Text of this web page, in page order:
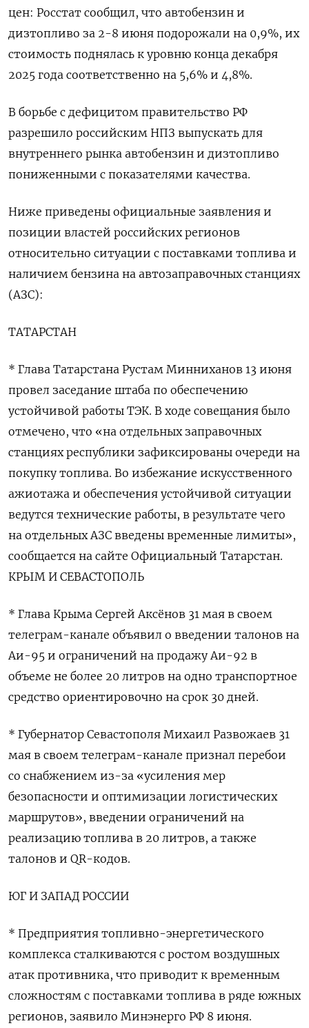
цен: Росстат сообщил, что автобензин и
дизтопливо за 2-8 июня подорожали на 0,9%, их
стоимость поднялась к уровню ​конца декабря
2025 года соответственно на 5,6% ​и 4,8%.
В борьбе с дефицитом ​правительство РФ
⁠разрешило российским НПЗ выпускать для
внутреннего рынка автобензин и дизтопливо
пониженными с показателями ‌качества.
Ниже приведены официальные заявления и
позиции властей российских ‌регионов
относительно ситуации с поставками топлива и
наличием бензина на автозаправочных станциях
(АЗС):
ТАТАРСТАН
* Глава Татарстана Рустам Минниханов 13 июня ​
провел заседание штаба по обеспечению
устойчивой работы ТЭК. В ходе совещания было
отмечено, что «на отдельных ‌заправочных
станциях республики зафиксированы очереди на
покупку топлива. Во избежание искусственного
ажиотажа и обеспечения устойчивой ситуации
ведутся ​технические работы, в результате чего
на отдельных АЗС введены временные лимиты»,
сообщается на сайте Официальный Татарстан.
КРЫМ И ‌СЕВАСТОПОЛЬ
* Глава Крыма Сергей Аксёнов 31 мая в своем
телеграм-канале объявил о введении талонов на
Аи-95 и ограничений на продажу Аи-92 в
объеме не более 20 литров на ​одно транспортное
средство ориентировочно на ​срок 30 дней.
* Губернатор ‌Севастополя Михаил Развожаев 31
мая в своем телеграм-канале признал перебои
со снабжением из-за «усиления мер
безопасности и ​оптимизации логистических
маршрутов», введении ограничений на
реализацию топлива в 20 литров, а также
талонов и QR-кодов.
ЮГ И ЗАПАД РОССИИ
* Предприятия топливно-энергетического
комплекса сталкиваются с ростом воздушных
атак противника, что приводит к временным
сложностям с поставками топлива в ряде южных
регионов, заявило Минэнерго РФ 8 июня.